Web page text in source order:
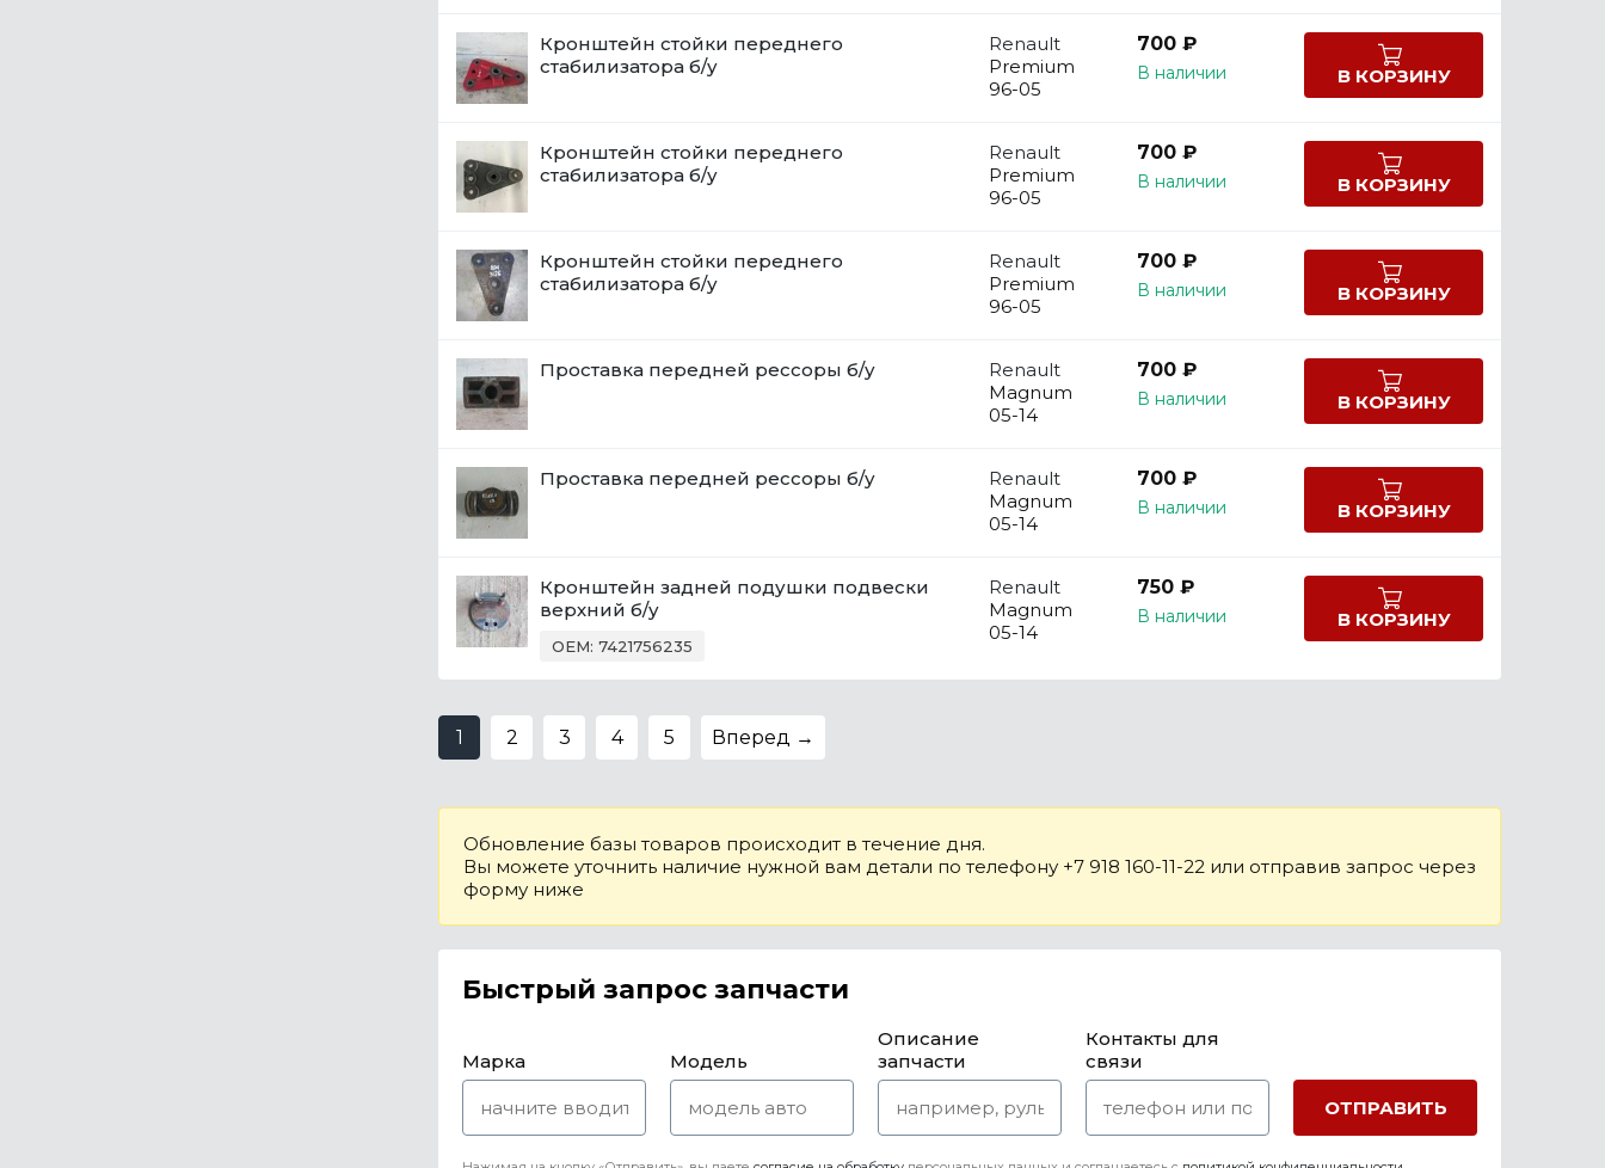
Кронштейн стойки переднего
стабилизатора б/у
Renault
Premium
96-05
700 ₽
В наличии В КОРЗИНУ
Кронштейн стойки переднего
стабилизатора б/у
Renault
Premium
96-05
700 ₽
В наличии В КОРЗИНУ
Кронштейн стойки переднего
стабилизатора б/у
Renault
Premium
96-05
700 ₽
В наличии В КОРЗИНУ
Проставка передней рессоры б/у
Renault
Magnum
05-14
700 ₽
В наличии В КОРЗИНУ
Проставка передней рессоры б/у
Renault
Magnum
05-14
700 ₽
В наличии В КОРЗИНУ
Кронштейн задней подушки подвески
верхний б/у
OEM: 7421756235
Renault
Magnum
05-14
750 ₽
В наличии В КОРЗИНУ
1 2 3 4 5 Вперед →
Обновление базы товаров происходит в течение дня.
Вы можете уточнить наличие нужной вам детали по телефону +7 918 160-11-22 или отправив запрос через
форму ниже
Быстрый запрос запчасти
Марка Модель
Описание
запчасти
Контакты для
связи